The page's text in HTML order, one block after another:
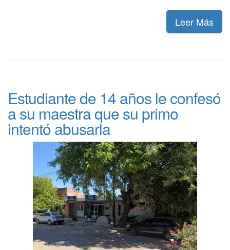
Leer Más
Estudiante de 14 años le confesó
a su maestra que su primo
intentó abusarla